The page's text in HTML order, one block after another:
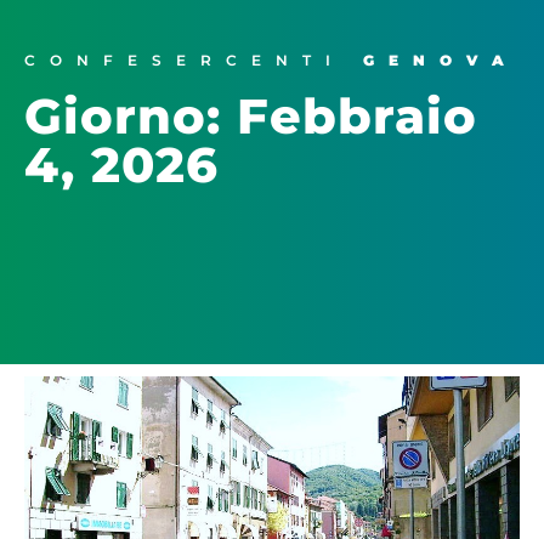
CONFESERCENTI GENOVA
Giorno: Febbraio
4, 2026